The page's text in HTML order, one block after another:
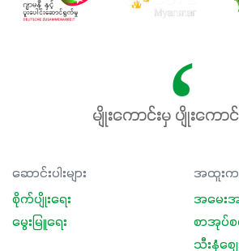
နှံစားသီးနှံများ၊ပဲအမျိုးမျိုး၊ဟင်းသီးဟင်း
မလို့ အတွေးမများဘဲ သီးနှံတိုင်းကြီးထွားအ
မတ်သီးစုံကို သုံးကြပါစို့....
မျိုးကောင်းမှ ပျိုးကော
ဆောင်းပါးများ
စိုက်ပျိုးရေး
မွေးမြူရေး
အထူးကဏ္
အမေးအ
စာအုပ်စ
သီးနှံစျေ